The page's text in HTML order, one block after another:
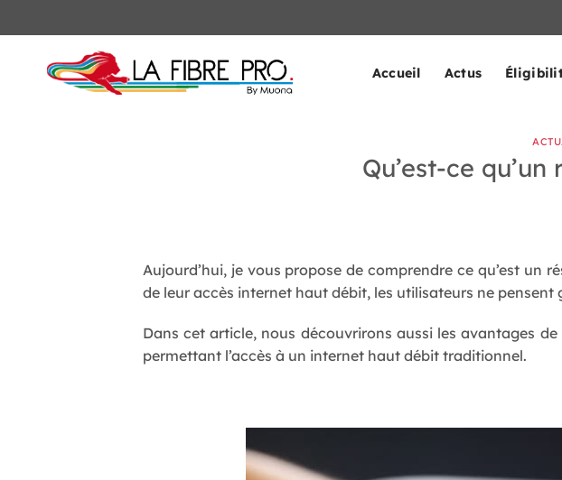
au
Accueil Actus
Qu’est-ce
Aujourd’hui, je vous propose de comprendre ce qu’est un
de leur accès internet haut débit, les utilisateurs ne
Dans cet article, nous découvrirons aussi les avantages
permettant l’accès à un internet haut débit traditionnel.